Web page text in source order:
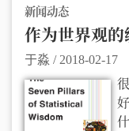
新闻动态
作为世界观的
于淼 / 2018-02-17